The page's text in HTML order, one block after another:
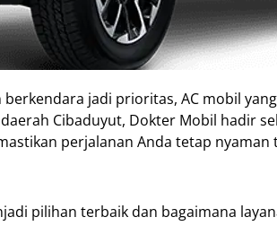
berkendara jadi prioritas, AC mobil
Cibaduyut, Dokter Mobil hadir
perjalanan Anda tetap
pilihan terbaik dan bagaimana